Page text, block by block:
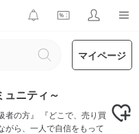
マイページ
ニティ～
者の方』 『どこで、売り買
がら、一人で自信をもって